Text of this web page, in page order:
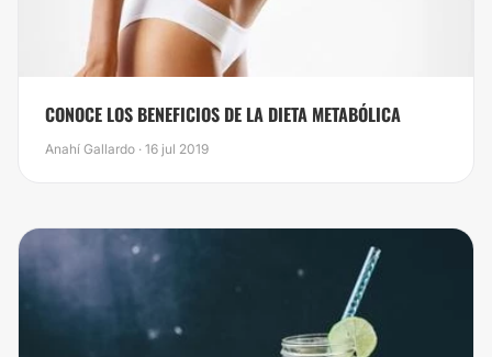
CONOCE LOS BENEFICIOS DE LA DIETA METABÓLICA
Anahí Gallardo · 16 jul 2019